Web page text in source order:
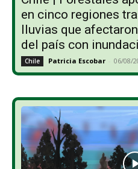
en cinco regiones
lluvias que
del país con
Chile Patricia Escobar - 06/08/